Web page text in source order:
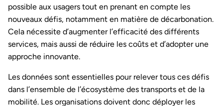
possible aux usagers tout en prenant en compte les
nouveaux défis, notamment en matière de décarbonation.
Cela nécessite d’augmenter l’efficacité des différents
services, mais aussi de réduire les coûts et d’adopter une
approche innovante.
Les données sont essentielles pour relever tous ces défis
dans l’ensemble de l’écosystème des transports et de la
mobilité. Les organisations doivent donc déployer les